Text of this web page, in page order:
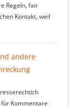
Regeln, fair
Kontakt, weil
andere
Kommentare